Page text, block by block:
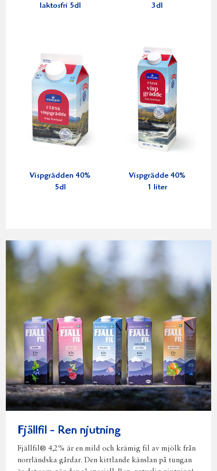
laktosfri 5dl
3dl
Vispgrädden 40%
5dl
Vispgrädde 40%
1 liter
Fjällfil - Ren njutning
Fjällfil® 4,2% är en mild och krämig fil av mjölk från
norrländska gårdar. Den kittlande känslan på tungan